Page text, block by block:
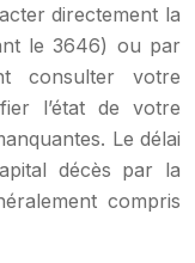
directement la
le 3646) ou par
consulter votre
l’état de votre
Le délai
décès par la
compris